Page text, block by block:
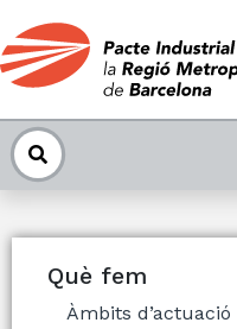
Què fem
Àmbits d’actuació